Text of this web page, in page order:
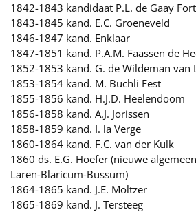
1842-1843 kandidaat P.L. de Gaay
1843-1845 kand. E.C. Groeneveld
1846-1847 kand. Enklaar
1847-1851 kand. P.A.M. Faassen de
1852-1853 kand. G. de Wildeman van
1853-1854 kand. M. Buchli Fest
1855-1856 kand. H.J.D. Heelendoom
1856-1858 kand. A.J. Jorissen
1858-1859 kand. I. la Verge
1860-1864 kand. F.C. van der Kulk
1860 ds. E.G. Hoefer (nieuwe
Laren-Blaricum-Bussum)
1864-1865 kand. J.E. Moltzer
1865-1869 kand. J. Tersteeg